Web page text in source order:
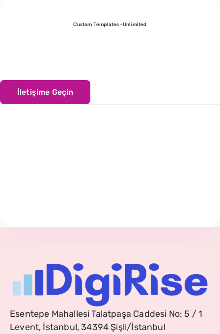
Custom Templates • Unlimited
İletişime Geçin
Esentepe Mahallesi Talatpaşa Caddesi No: 5 / 1
Levent, İstanbul, 34394 Şişli/İstanbul